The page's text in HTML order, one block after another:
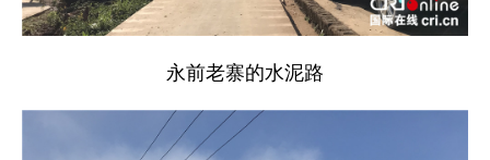
永前老寨的水泥路